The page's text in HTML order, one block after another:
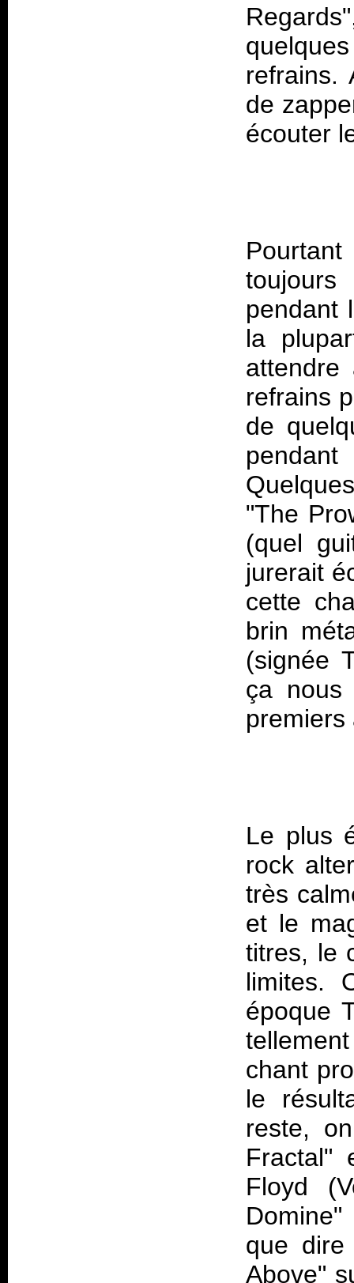
refrains.
de
pendant
la
refrains
de
"The
(quel
jurerait
cette
brin
(signée
ça nous
Le plus
rock
très
et le
titres, le
limites.
époque
chant
le
reste,
Fractal"
Floyd
que
Above"